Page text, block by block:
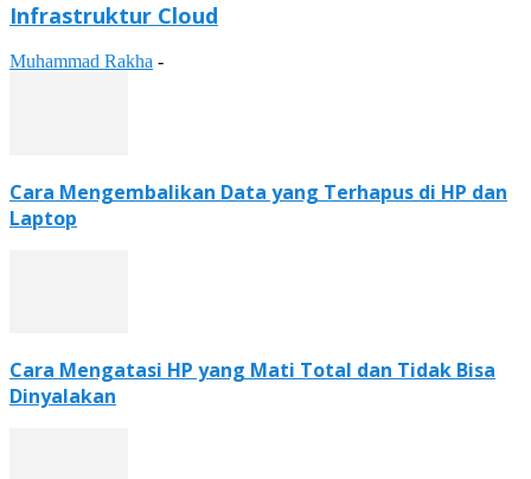
Infrastruktur Cloud
Muhammad Rakha -
Cara Mengembalikan Data yang Terhapus di HP dan
Laptop
Cara Mengatasi HP yang Mati Total dan Tidak Bisa
Dinyalakan